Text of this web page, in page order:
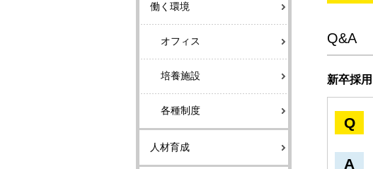
働く環境
オフィス
培養施設
各種制度
人材育成
Q&A
新卒採用